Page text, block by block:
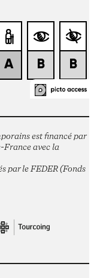
est financé par
France avec la
par le FEDER (Fonds